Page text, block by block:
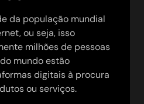
da população mundial
ou seja, isso
milhões de pessoas
mundo estão
digitais à procura
ou serviços.